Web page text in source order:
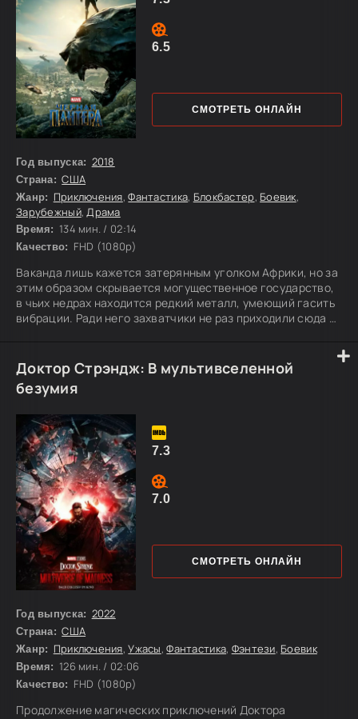
Год выпуска: 2018
Страна: США
Жанр: Приключения,Фантастика, Блокбастер, Боевик,
Зарубежный,Драма
Время: 134 мин. / 02:14
Качество: FHD (1080p)
Ваканда лишь кажется затерянным уголком Африки, но за
этим образом скрывается могущественное государство,
в чьих недрах находится редкий металл, умеющий гасить
вибрации. Ради него захватчики не раз приходили сюда с
Пантера. Когда спустя годы над страной вновь нависает
угроза, а враг использует уже не только силу, но и
передовые технологии, молодой принц Т’Чалла понимает:
СМОТРЕТЬ ОНЛАЙН
6.5
Доктор Стрэндж: В мультивселенной
безумия
Год выпуска: 2022
Страна: США
Жанр: Приключения,Ужасы,Фантастика, Фэнтези, Боевик
Время: 126 мин. / 02:06
Качество: FHD (1080p)
Продолжение магических приключений Доктора
СМОТРЕТЬ ОНЛАЙН
7.3
7.0